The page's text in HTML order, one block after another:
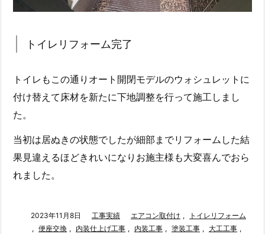
トイレリフォーム完了
トイレもこの通りオート開閉モデルのウォシュレットに
付け替えて床材を新たに下地調整を行って施工しまし
た。
当初は居ぬきの状態でしたが細部までリフォームした結
果見違えるほどきれいになりお施主様も大変喜んでおら
れました。
2023年11月8日 工事実績 エアコン取付け ,
トイレリフォーム
, 便座交換 , 内装仕上げ工事 , 内装工事 , 塗装工事 , 大工工事 ,